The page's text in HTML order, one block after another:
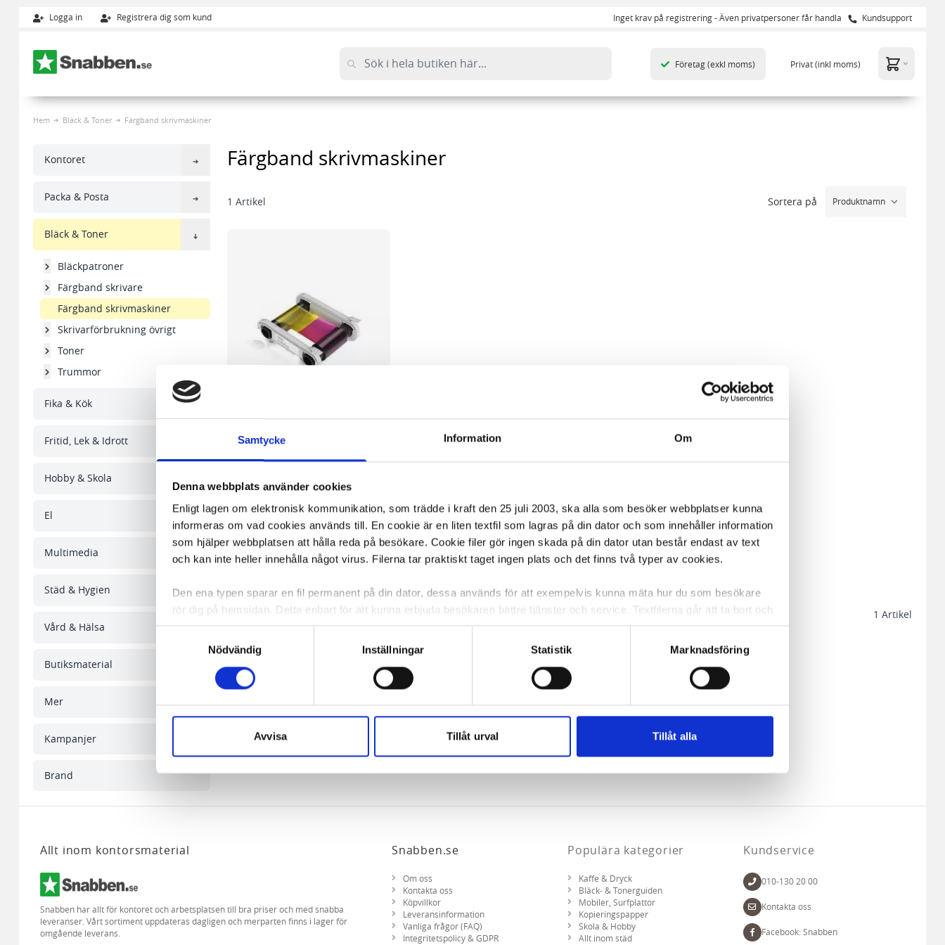
Samtycke Information Om
Denna webbplats använder cookies
Enligt lagen om elektronisk kommunikation, som trädde i kraft den 25 juli 2003, ska alla som besöker webbplatser kunna
informeras om vad cookies används till. En cookie är en liten textfil som lagras på din dator och som innehåller information
som hjälper webbplatsen att hålla reda på besökare. Cookie filer gör ingen skada på din dator utan består endast av text
och kan inte heller innehålla något virus. Filerna tar praktiskt taget ingen plats och det finns två typer av cookies.
Den ena typen sparar en fil permanent på din dator, dessa används för att exempelvis kunna mäta hur du som besökare
rör dig på hemsidan. Detta enbart för att kunna erbjuda besökaren bättre tjänster och service. Textfilerna går att ta bort och
de flesta webbläsare har funktioner för detta. Informationen som sparas på din dator är endast ett unikt nummer utan
någon koppling till personlig information, alltså helt anonymt.
Den andra typen av cookies som vanligtvis används är session cookies. Under tiden du är inne och besöker sidan delar
Nödvändig
Inställningar Statistik Marknadsföring
Avvisa Tillåt urval Tillåt alla
Logga in Registrera dig som kund Inget krav på registrering - Även privatpersoner får handla Kundsupport
Företag(exkl moms) Privat(inkl moms)
Hem Bläck & Toner Färgband skrivmaskiner
Kontoret
Packa & Posta
Bläck & Toner
Bläckpatroner
Färgband skrivare
Färgband skrivmaskiner
Skrivarförbrukning övrigt
Toner
Trummor
Fika & Kök
Fritid, Lek & Idrott
Hobby & Skola
El
Multimedia
Städ & Hygien
Vård & Hälsa
Butiksmaterial
Mer
Kampanjer
Brand
Färgband skrivmaskiner
1 Artikel Sortera på
Färgband EVOLIS YMCKO Zenius
1 043,84 kr
I lager 6st ca 1-2 dagar
- + KÖP
1 Artikel
Visa per page
Allt inom kontorsmaterial
Snabben har allt för kontoret och arbetsplatsen till bra priser och med snabba
leveranser. Vårt sortiment uppdateras dagligen och merparten finns i lager för
omgående leverans.
Snabben.se
Om oss
Kontakta oss
Köpvillkor
Leveransinformation
Vanliga frågor (FAQ)
Integritetspolicy & GDPR
Populära kategorier
Kaffe & Dryck
Bläck- & Tonerguiden
Mobiler, Surfplattor
Kopieringspapper
Skola & Hobby
Allt inom städ
Kundservice
010-130 20 00
Kontakta oss
Facebook: Snabben